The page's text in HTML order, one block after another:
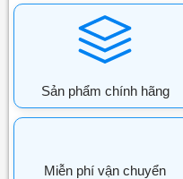
Sản phẩm chính hãng
Miễn phí vận chuyển